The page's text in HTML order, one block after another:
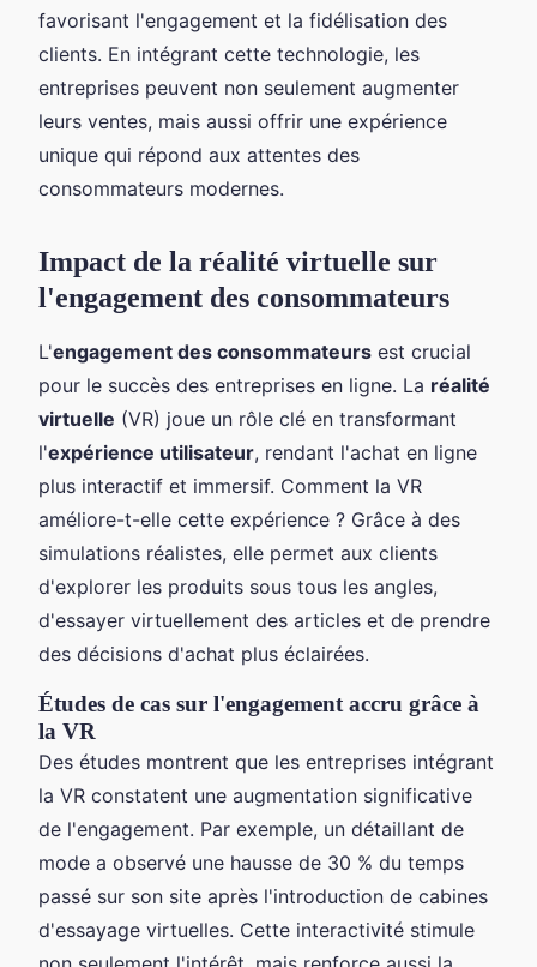
favorisant l'engagement et la fidélisation des
clients. En intégrant cette technologie, les
entreprises peuvent non seulement augmenter
leurs ventes, mais aussi offrir une expérience
unique qui répond aux attentes des
consommateurs modernes.
Impact de la réalité virtuelle sur
l'engagement des consommateurs
L'engagement des consommateurs est crucial
pour le succès des entreprises en ligne. La réalité
virtuelle (VR) joue un rôle clé en transformant
l'expérience utilisateur, rendant l'achat en ligne
plus interactif et immersif. Comment la VR
améliore-t-elle cette expérience ? Grâce à des
simulations réalistes, elle permet aux clients
d'explorer les produits sous tous les angles,
d'essayer virtuellement des articles et de prendre
des décisions d'achat plus éclairées.
Études de cas sur l'engagement accru grâce à
la VR
Des études montrent que les entreprises intégrant
la VR constatent une augmentation significative
de l'engagement. Par exemple, un détaillant de
mode a observé une hausse de 30 % du temps
passé sur son site après l'introduction de cabines
d'essayage virtuelles. Cette interactivité stimule